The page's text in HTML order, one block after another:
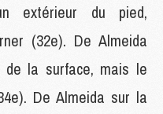
extérieur du pied,
(32e). De Almeida
la surface, mais le
De Almeida sur la